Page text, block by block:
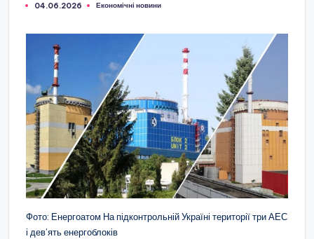
04.06.2026
Опубліковано
Економічні новини
Фото: Енергоатом На підконтрольній Україні території три АЕС
і дев’ять енергоблоків